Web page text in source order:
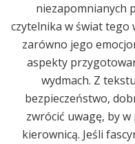
niezapomnianych
czytelnika w świat
zarówno jego
aspekty
wydmach. Z
bezpieczeństwo,
zwrócić uwagę, by w
kierownicą. Jeśli